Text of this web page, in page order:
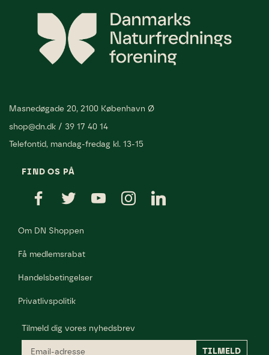
Masnedøgade 20, 2100 København Ø
shop@dn.dk / 39 17 40 14
Telefontid, mandag-fredag kl. 13-15
FIND OS PÅ
Om DN Shoppen
Få medlemsrabat
Handelsbetingelser
Privatlivspolitik
Tilmeld dig vores nyhedsbrev
TILMELD